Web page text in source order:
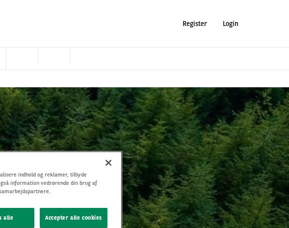
Register Login
indhold og reklamer, tilbyde
information vedrørende din brug af
alle Accepter alle cookies